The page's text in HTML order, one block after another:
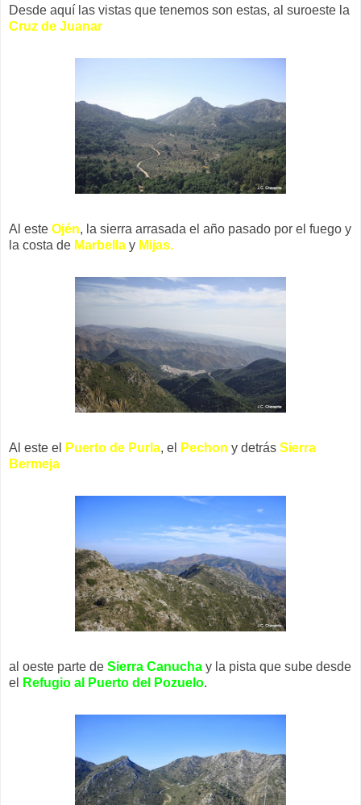
Desde aquí las vistas que tenemos son estas, al suroeste la
Cruz de Juanar
Al este Ojén, la sierra arrasada el año pasado por el fuego y
la costa de Marbella y Mijas.
Al este el Puerto de Purla, el Pechon y detrás Sierra
Bermeja
al oeste parte de Sierra Canucha y la pista que sube desde
el
Refugio al Puerto del Pozuelo.